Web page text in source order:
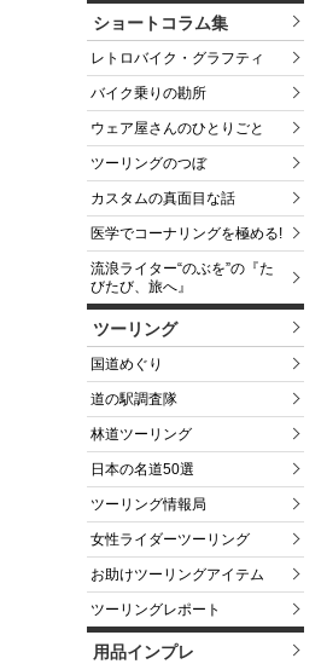
ショートコラム集
レトロバイク・グラフティ
バイク乗りの勘所
ウェア屋さんのひとりごと
ツーリングのつぼ
カスタムの真面目な話
医学でコーナリングを極める!
流浪ライター“のぶを”の『た
びたび、旅へ』
ツーリング
国道めぐり
道の駅調査隊
林道ツーリング
日本の名道50選
ツーリング情報局
女性ライダーツーリング
お助けツーリングアイテム
ツーリングレポート
用品インプレ